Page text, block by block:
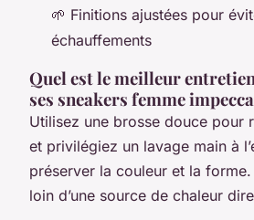
🌱 Finitions ajustées pour
échauffements
Quel est le meilleur
ses sneakers femme
Utilisez une brosse douce pour
et privilégiez un lavage main à
préserver la couleur et la
loin d’une source de chaleur